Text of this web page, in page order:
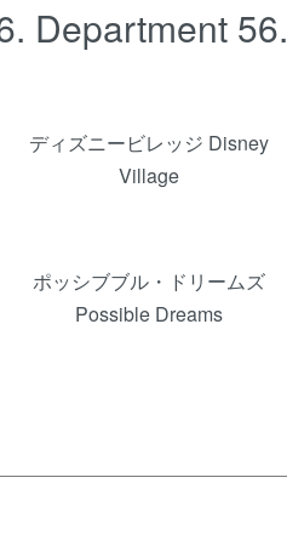
Department 56.
ディズニービレッジ Disney
Village
ポッシブブル・ドリームズ
Possible Dreams